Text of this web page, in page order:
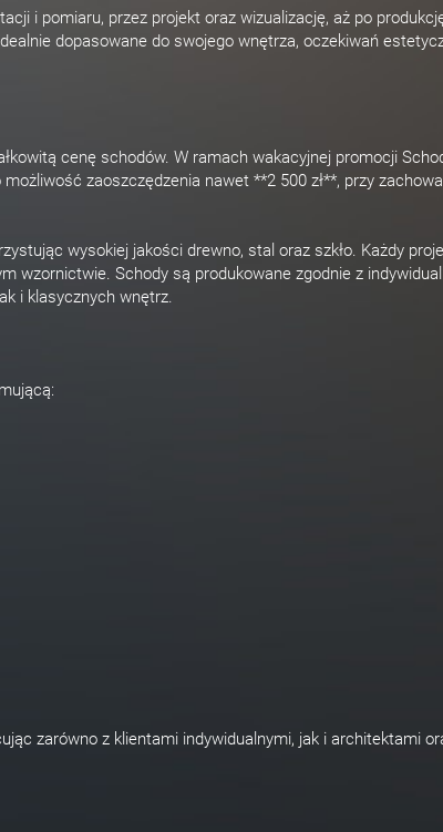
i pomiaru, przez projekt oraz wizualizację, aż po
dopasowane do swojego wnętrza, oczekiwań
cenę schodów. W ramach wakacyjnej promocji
zaoszczędzenia nawet **2 500 zł**, przy
wysokiej jakości drewno, stal oraz szkło. Każdy
wzornictwie. Schody są produkowane zgodnie z
i klasycznych wnętrz.
zarówno z klientami indywidualnymi, jak i architektami